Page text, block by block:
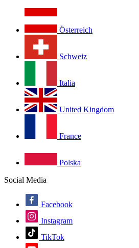
Österreich
Schweiz
Italia
United Kingdom
France
Polska
Social Media
Facebook
Instagram
TikTok